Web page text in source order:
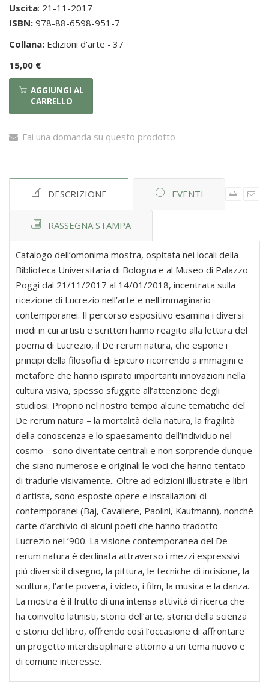
Uscita: 21-11-2017
ISBN: 978-88-6598-951-7
Collana: Edizioni d'arte - 37
15,00 €
AGGIUNGI AL
CARRELLO
Fai una domanda su questo prodotto
DESCRIZIONE EVENTI
RASSEGNA STAMPA
Catalogo dell’omonima mostra, ospitata nei locali della
Biblioteca Universitaria di Bologna e al Museo di Palazzo
Poggi dal 21/11/2017 al 14/01/2018, incentrata sulla
ricezione di Lucrezio nell’arte e nell'immaginario
contemporanei. Il percorso espositivo esamina i diversi
modi in cui artisti e scrittori hanno reagito alla lettura del
poema di Lucrezio, il De rerum natura, che espone i
principi della filosofia di Epicuro ricorrendo a immagini e
metafore che hanno ispirato importanti innovazioni nella
cultura visiva, spesso sfuggite all’attenzione degli
studiosi. Proprio nel nostro tempo alcune tematiche del
De rerum natura – la mortalità della natura, la fragilità
della conoscenza e lo spaesamento dell’individuo nel
cosmo – sono diventate centrali e non sorprende dunque
che siano numerose e originali le voci che hanno tentato
di tradurle visivamente.. Oltre ad edizioni illustrate e libri
d'artista, sono esposte opere e installazioni di
contemporanei (Baj, Cavaliere, Paolini, Kaufmann), nonché
carte d’archivio di alcuni poeti che hanno tradotto
Lucrezio nel ’900. La visione contemporanea del De
rerum natura è declinata attraverso i mezzi espressivi
più diversi: il disegno, la pittura, le tecniche di incisione, la
scultura, l’arte povera, i video, i film, la musica e la danza.
La mostra è il frutto di una intensa attività di ricerca che
ha coinvolto latinisti, storici dell’arte, storici della scienza
e storici del libro, offrendo così l’occasione di affrontare
un progetto interdisciplinare attorno a un tema nuovo e
di comune interesse.